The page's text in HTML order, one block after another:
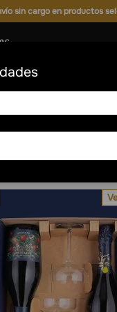
productos seleccionados*